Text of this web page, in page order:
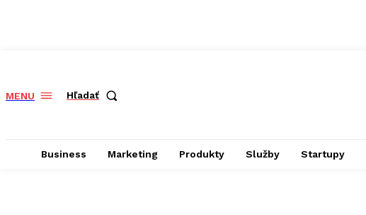
MENU Hľadať
Business Marketing Produkty Služby Startupy